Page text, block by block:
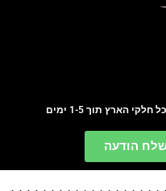
הארץ תוך 1-5 ימים
הודעה